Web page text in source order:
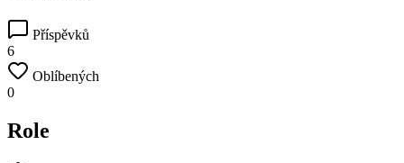
Příspěvků
6
Oblíbených
0
Role